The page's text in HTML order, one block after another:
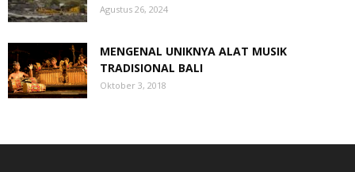
Agustus 26, 2024
MENGENAL UNIKNYA ALAT MUSIK
TRADISIONAL BALI
Oktober 3, 2018